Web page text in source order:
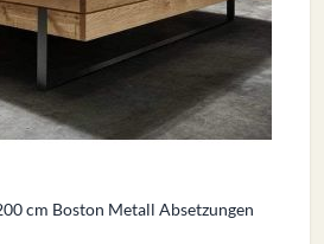
cm Boston Metall Absetzungen